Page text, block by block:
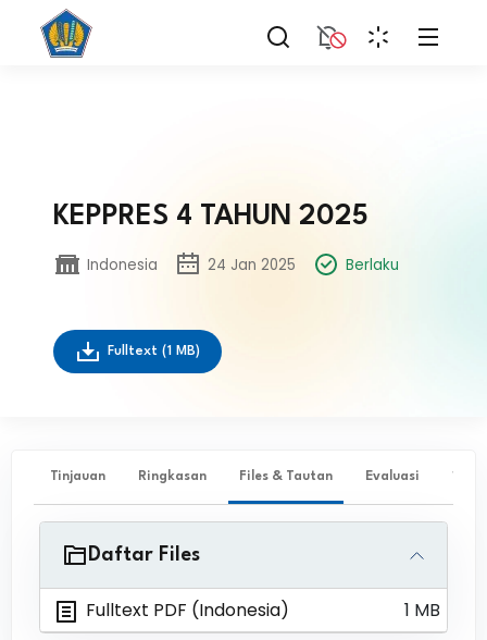
KEPPRES 4 TAHUN 2025
Indonesia 24 Jan 2025 Berlaku
Fulltext (1 MB)
Tinjauan Ringkasan Files & Tautan Evaluasi ✨
Daftar Files
Fulltext PDF (Indonesia) 1 MB